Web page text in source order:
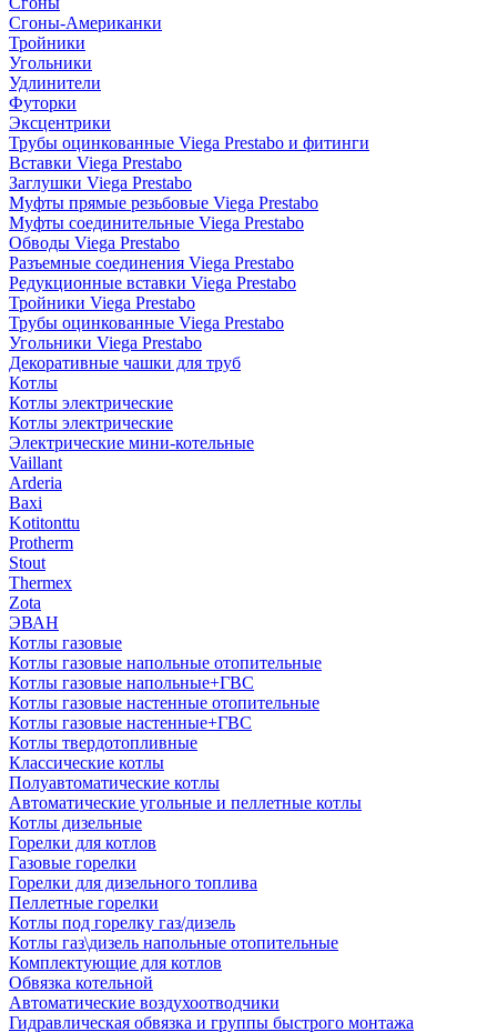
Сгоны-Американки
Тройники
Угольники
Удлинители
Футорки
Эксцентрики
Трубы оцинкованные Viega Prestabo и фитинги
Вставки Viega Prestabo
Заглушки Viega Prestabo
Муфты прямые резьбовые Viega Prestabo
Муфты соединительные Viega Prestabo
Обводы Viega Prestabo
Разъемные соединения Viega Prestabo
Редукционные вставки Viega Prestabo
Тройники Viega Prestabo
Трубы оцинкованные Viega Prestabo
Угольники Viega Prestabo
Декоративные чашки для труб
Котлы
Котлы электрические
Котлы электрические
Электрические мини-котельные
Vaillant
Arderia
Baxi
Kotitonttu
Protherm
Stout
Thermex
Zota
ЭВАН
Котлы газовые
Котлы газовые напольные отопительные
Котлы газовые напольные+ГВС
Котлы газовые настенные отопительные
Котлы газовые настенные+ГВС
Котлы твердотопливные
Классические котлы
Полуавтоматические котлы
Автоматические угольные и пеллетные котлы
Котлы дизельные
Горелки для котлов
Газовые горелки
Горелки для дизельного топлива
Пеллетные горелки
Котлы под горелку газ/дизель
Котлы газ\дизель напольные отопительные
Комплектующие для котлов
Обвязка котельной
Автоматические воздухоотводчики
Гидравлическая обвязка и группы быстрого монтажа